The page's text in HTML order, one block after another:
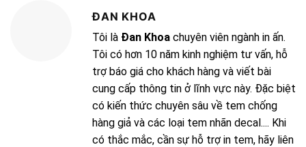
ĐAN KHOA
Tôi là Đan Khoa chuyên viên ngành in ấn.
Tôi có hơn 10 năm kinh nghiệm tư vấn, hỗ
trợ báo giá cho khách hàng và viết bài
cung cấp thông tin ở lĩnh vực này. Đặc biệt
có kiến thức chuyên sâu về tem chống
hàng giả và các loại tem nhãn decal.... Khi
có thắc mắc, cần sự hỗ trợ in tem, hãy liên